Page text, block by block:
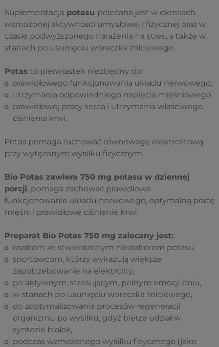
Suplementacja potasu polecana jest w okresach
wzmożonej aktywności umysłowej i fizycznej oraz w
czasie podwyższonego narażenia na stres, a także w
stanach po usunięciu woreczka żółciowego.
Potas to pierwiastek niezbędny do:
prawidłowego funkcjonowania układu nerwowego,
utrzymania odpowiedniego napięcia mięśniowego,
prawidłowej pracy serca i utrzymania właściwego
ciśnienia krwi.
Potas pomaga zachować równowagę elektrolitową
przy wytężonym wysiłku fizycznym.
Bio Potas zawiera 750 mg potasu w dziennej
porcji, pomaga zachować prawidłowe
funkcjonowanie układu nerwowego, optymalną pracę
mięśni i prawidłowe ciśnienie krwi.
Preparat Bio Potas 750 mg zalecany jest:
osobom ze stwierdzonym niedoborem potasu,
sportowcom, którzy wykazują większe
zapotrzebowanie na elektrolity,
po aktywnym, stresującym, pełnym emocji dniu,
w stanach po usunięciu woreczka żółciowego,
do zoptymalizowania procesów regeneracji
organizmu po wysiłku, gdyż bierze udział w
syntezie białek,
podczas wzmożonego wysiłku fizycznego (jako